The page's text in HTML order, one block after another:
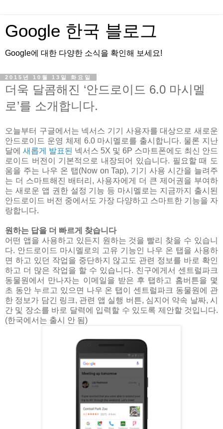
Google 한국 블로그
Google에 대한 다양한 소식을 확인해 보세요!
2015년 10월 13일 화요일
더욱 달콤해진 ‘안드로이드 6.0 마시멜
로’를 소개합니다.
오늘부터 구글에서는 넥서스 기기 사용자를 대상으로 새로운
안드로이드 운영 체제 6.0 마시멜로를 출시합니다. 물론 지난
달에 새롭게 발표된 넥서스 5X 및 6P 스마트폰에도 최신 안드
로이드 버전이 기본적으로 내장되어 있습니다. 필요할 때 도
움을 주는 나우 온 탭(Now on Tap), 기기 사용 시간을 늘려주
는 더 스마트해진 배터리, 사용자에게 더 큰 제어권을 부여하
는 새로운 앱 권한 설정 기능 등 마시멜로는 지금까지 출시된
안드로이드 버전 중에서도 가장 다양하고 스마트한 기능을 자
랑합니다.
원하는 답을 더 빠르게 찾습니다
어떤 앱을 사용하고 있든지 원하는 것을 빨리 찾을 수 있습니
다. 안드로이드 마시멜로의 고유 기능인 나우 온 탭을 사용하
면 하고 있던 작업을 중단하지 않고도 관련 정보를 바로 확인
하고 더 많은 작업을 할 수 있습니다. 친구에게서 센트럴파크
동물원에서 만나자는 이메일을 받은 후 탭하고 홈버튼을 몇
초 동안 누르고 있으면 나우 온 탭이 센트럴파크 동물원에 관
한 정보가 담긴 링크, 관련 앱 실행 버튼, 심지어 약속 날짜, 시
간 및 장소를 바로 달력에 입력할 수 있도록 제안할 것입니다.
(한국에서는 출시 안 됨)